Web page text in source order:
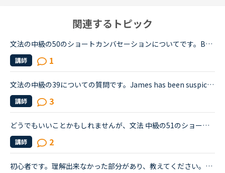
関連するトピック
文法の中級の50のショートカンバセーションについてです。Benjamin's son called him at his law firm while he was busy having a meeting. Benjamin &quot;What did my son say?&quot; Secretary &quot;He sai...
講師 1
文法の中級の39についての質問です。James has been suspicious about Andrew's strange behavior lately.James「 Frankly, I don't know why you are still going to that farm. You were only going there for ...
講師 3
どうでもいいことかもしれませんが、文法 中級の51のショートカンバセーションについて質問です。Daniel came back from Ben's house in the evening.Daniel “Ben asked me how you were doing. How was your day...
講師 2
初心者です。理解出来なかった部分があり、教えてください。James is asking Charlotte about Gabriella's birthday party. James When was Gabriella's birthday?Charlotte It was last weekend.James How was t...